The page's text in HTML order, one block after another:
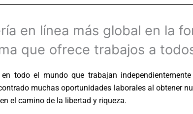
en línea más global en la
que ofrece trabajos a
todo el mundo que trabajan
muchas oportunidades laborales al obtener
el camino de la libertad y riqueza.